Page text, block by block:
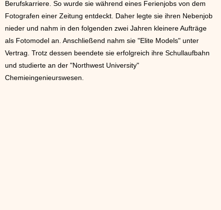
Berufskarriere. So wurde sie während eines Ferienjobs von dem
Fotografen einer Zeitung entdeckt. Daher legte sie ihren Nebenjob
nieder und nahm in den folgenden zwei Jahren kleinere Aufträge
als Fotomodel an. Anschließend nahm sie "Elite Models" unter
Vertrag. Trotz dessen beendete sie erfolgreich ihre Schullaufbahn
und studierte an der "Northwest University"
Chemieingenieurswesen.